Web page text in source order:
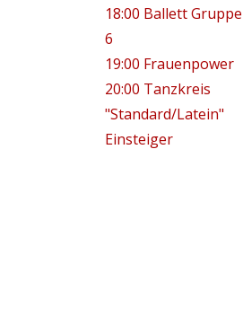
18:00 Ballett Gruppe
6
19:00 Frauenpower
20:00 Tanzkreis
"Standard/Latein"
Einsteiger